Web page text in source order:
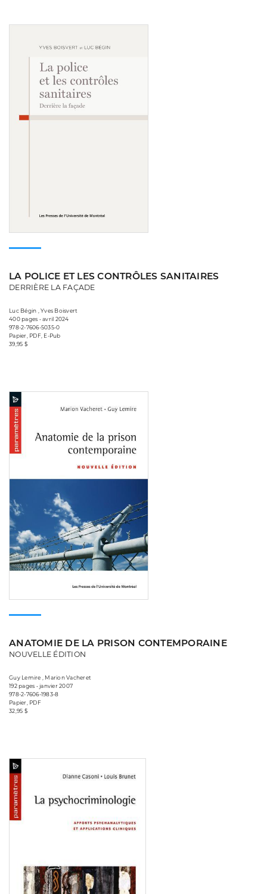
LA POLICE ET LES CONTRÔLES SANITAIRES
DERRIÈRE LA FAÇADE
Luc Bégin , Yves Boisvert
400 pages • avril 2024
978-2-7606-5035-0
Papier, PDF, E-Pub
39,95 $
ANATOMIE DE LA PRISON CONTEMPORAINE
NOUVELLE ÉDITION
Guy Lemire , Marion Vacheret
192 pages • janvier 2007
978-2-7606-1983-8
Papier, PDF
32,95 $